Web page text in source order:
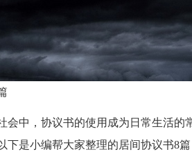
会中，协议书的使用成为日常生活的
下是小编帮大家整理的居间协议书8篇